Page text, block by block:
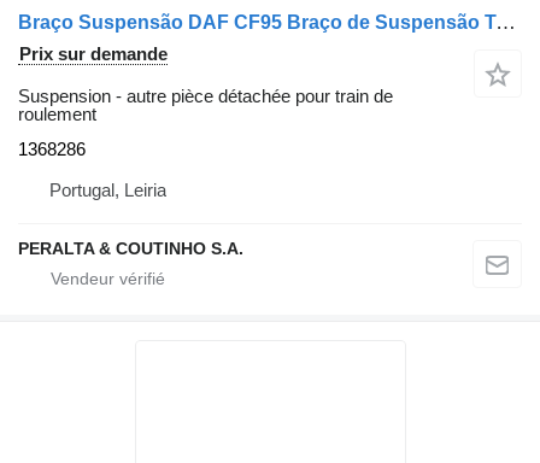
Braço Suspensão DAF CF95 Braço de Suspensão Traseira 1368286 pour camion DAF CF
Prix sur demande
Suspension - autre pièce détachée pour train de
roulement
1368286
Portugal, Leiria
PERALTA & COUTINHO S.A.